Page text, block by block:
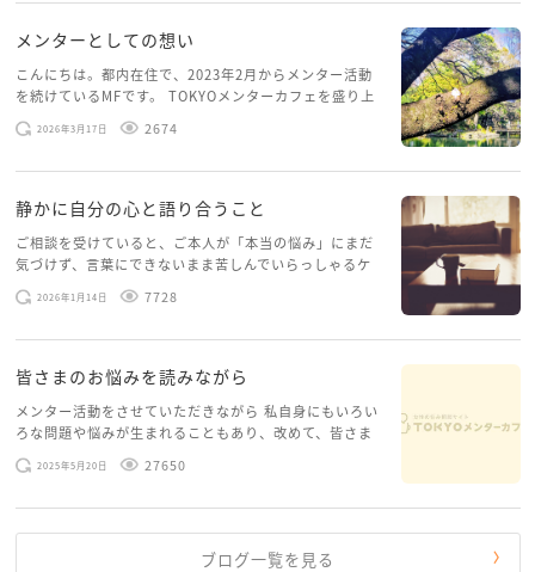
メンターとしての想い
こんにちは。都内在住で、2023年2月からメンター活動
を続けているMFです。 TOKYOメンターカフェを盛り上
げたいという想いから、勇気を出して初めてブログを投
稿してみようと思います。少し自分のことを書いてみま
2026年3月17日 2674
静かに自分の心と語り合うこと
ご相談を受けていると、ご本人が「本当の悩み」にまだ
気づけず、言葉にできないまま苦しんでいらっしゃるケ
ースがありますお悩みというのは、心の深いところ（深
層心理）に触れることで、まったく違う角度から解決の
2026年1月14日 7728
皆さまのお悩みを読みながら
メンター活動をさせていただきながら 私自身にもいろい
ろな問題や悩みが生まれることもあり、改めて、皆さま
のお悩みを読みながら 「みんな、もがいてる。わたし
だけじゃないんだな」と、逆に励まされるような日々で
2025年5月20日 27650
ブログ一覧を見る